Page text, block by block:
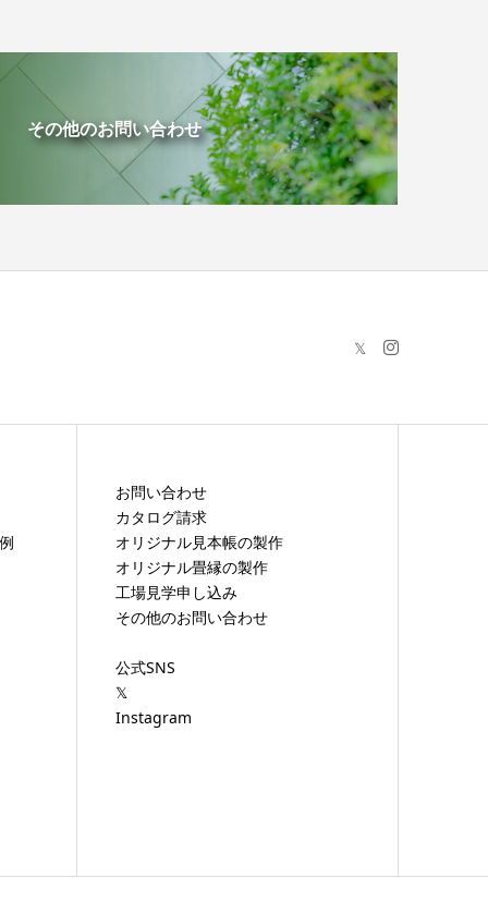
その他のお問い合わせ
お問い合わせ
カタログ請求
オリジナル見本帳の製作
オリジナル畳縁の製作
工場見学申し込み
その他のお問い合わせ
公式SNS
𝕏
Instagram